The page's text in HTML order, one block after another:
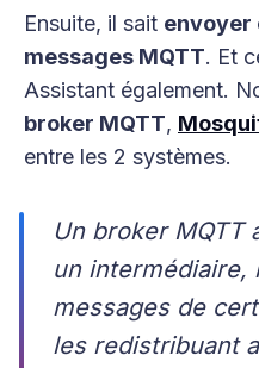
Ensuite, il sait envoyer
messages MQTT. Et
Assistant également.
broker MQTT,
entre les 2 systèmes.
Un broker MQTT
un intermédiaire,
messages de
les redistribuant